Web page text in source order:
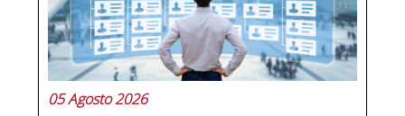
responsabilidad penal a las personas
jurídicas, las empresas de cualquier...
05 Agosto 2026